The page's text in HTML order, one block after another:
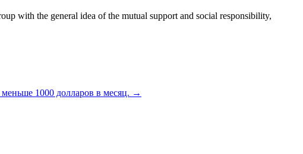
with the general idea of the mutual support and social responsibility,
1000 долларов в месяц. →